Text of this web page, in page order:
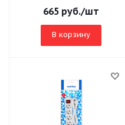
665 руб./шт
В корзину